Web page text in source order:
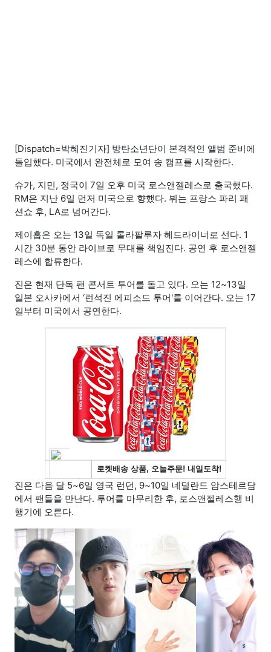
[Dispatch=박혜진기자] 방탄소년단이 본격적인 앨범 준비에
돌입했다. 미국에서 완전체로 모여 송 캠프를 시작한다.
슈가, 지민, 정국이 7일 오후 미국 로스앤젤레스로 출국했다.
RM은 지난 6일 먼저 미국으로 향했다. 뷔는 프랑스 파리 패
션쇼 후, LA로 넘어간다.
제이홉은 오는 13일 독일 롤라팔루자 헤드라이너로 선다. 1
시간 30분 동안 라이브로 무대를 책임진다. 공연 후 로스앤젤
레스에 합류한다.
진은 현재 단독 팬 콘서트 투어를 돌고 있다. 오는 12~13일
일본 오사카에서 ‘런석진 에피소드 투어'를 이어간다. 오는 17
일부터 미국에서 공연한다.
진은 다음 달 5~6일 영국 런던, 9~10일 네덜란드 암스테르담
에서 팬들을 만난다. 투어를 마무리한 후, 로스앤젤레스행 비
행기에 오른다.